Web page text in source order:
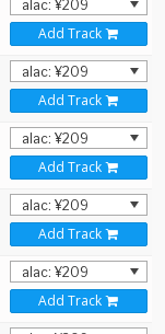
Add Track
Add Track
Add Track
Add Track
Add Track